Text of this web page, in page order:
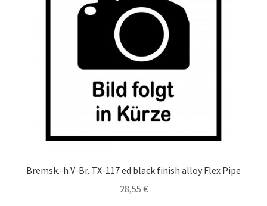
Bremsk.-h V-Br. TX-117 ed black finish alloy Flex Pipe
28,55 €